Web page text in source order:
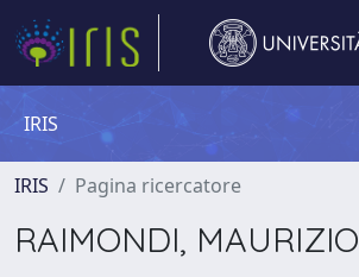
IRIS
IRIS Pagina ricercatore
RAIMONDI, MAURIZIO